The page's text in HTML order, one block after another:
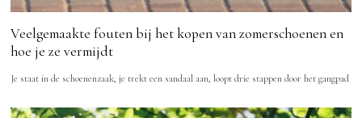
Veelgemaakte fouten bij het kopen van zomerschoenen en
hoe je ze vermijdt
Je staat in de schoenenzaak, je trekt een sandaal aan, loopt drie stappen door het gangpad